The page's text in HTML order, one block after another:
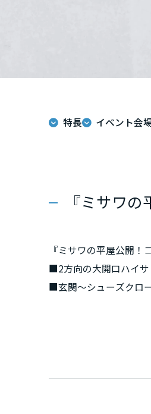
特長 イベント会
『ミサワ
『ミサワの平屋公開！
■2方向の大開口ハイ
■玄関～シューズクロ
■ランドリー横にウォ
■メンテコストを抑え